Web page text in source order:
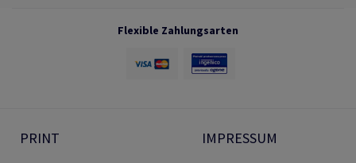
Flexible Zahlungsarten
PRINT
IMPRESSUM